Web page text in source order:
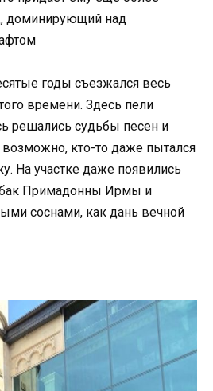
доминирующий над
годы съезжался весь
времени. Здесь пели
решались судьбы песен и
возможно, кто-то даже пытался
На участке даже появились
Примадонны Ирмы и
соснами, как дань вечной